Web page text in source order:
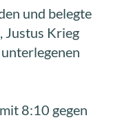
und belegte
Justus Krieg
8:10 gegen